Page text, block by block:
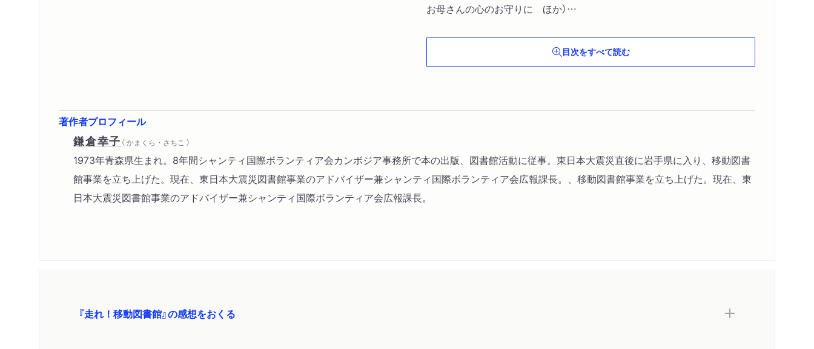
お母さんの心のお守りに ほか）
おわりに 衣食住と本と
目次をすべて読む
著作者プロフィール
鎌倉幸子 （ かまくら・さちこ ）
1973年青森県生まれ。8年間シャンティ国際ボランティア会カンボジア事務所で本の出版、図書館活動に従事。東日本大震災直後に岩手県に入り、移動図書
館事業を立ち上げた。現在、東日本大震災図書館事業のアドバイザー兼シャンティ国際ボランティア会広報課長。、移動図書館事業を立ち上げた。現在、東
日本大震災図書館事業のアドバイザー兼シャンティ国際ボランティア会広報課長。
『走れ！移動図書館』の感想をおくる